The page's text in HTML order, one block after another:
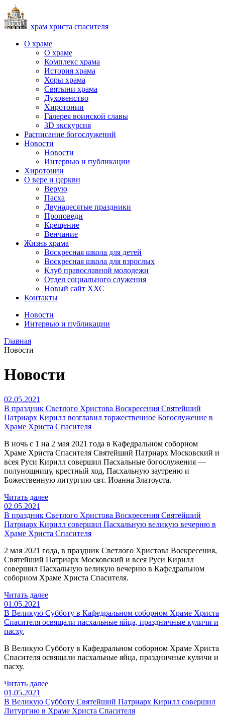
храм христа спасителя
О храме
О храме
Комплекс храма
История храма
Хоры храма
Святыни храма
Духовенство
Хиротонии
Галерея воинской славы
3D экскурсия
Расписание богослужений
Новости
Новости
Интервью и публикации
Хиротонии
О вере и церкви
Верую
Пасха
Двунадесятые праздники
Проповеди
Крещение
Венчание
Жизнь храма
Воскресная школа для детей
Воскресная школа для взрослых
Клуб православной молодежи
Отдел социального служения
Новый сайт ХХС
Контакты
Новости
Интервью и публикации
Главная
Новости
Новости
02.05.2021
В праздник Светлого Христова Воскресения Святейший
Патриарх Кирилл возглавил торжественное Богослужение в
Храме Христа Спасителя
В ночь с 1 на 2 мая 2021 года в Кафедральном соборном
Храме Христа Спасителя Святейший Патриарх Московский и
всея Руси Кирилл совершил Пасхальные богослужения —
полунощницу, крестный ход, Пасхальную заутреню и
Божественную литургию свт. Иоанна Златоуста.
Читать далее
02.05.2021
В праздник Светлого Христова Воскресения Святейший
Патриарх Кирилл совершил Пасхальную великую вечерню в
Храме Христа Спасителя
2 мая 2021 года, в праздник Светлого Христова Воскресения,
Святейший Патриарх Московский и всея Руси Кирилл
совершил Пасхальную великую вечерню в Кафедральном
соборном Храме Христа Спасителя.
Читать далее
01.05.2021
В Великую Субботу в Кафедральном соборном Храме Христа
Спасителя освящали пасхальные яйца, праздничные куличи и
пасху.
В Великую Субботу в Кафедральном соборном Храме Христа
Спасителя освящали пасхальные яйца, праздничные куличи и
пасху.
Читать далее
01.05.2021
В Великую Субботу Святейший Патриарх Кирилл совершил
Литургию в Храме Христа Спасителя